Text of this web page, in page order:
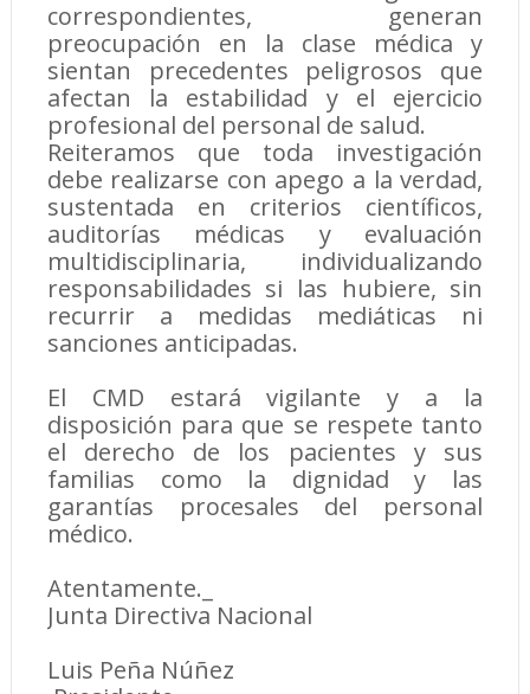
correspondientes, generan
preocupación en la clase médica y
sientan precedentes peligrosos que
afectan la estabilidad y el ejercicio
profesional del personal de salud.
Reiteramos que toda investigación
debe realizarse con apego a la verdad,
sustentada en criterios científicos,
auditorías médicas y evaluación
multidisciplinaria, individualizando
responsabilidades si las hubiere, sin
recurrir a medidas mediáticas ni
sanciones anticipadas.
El CMD estará vigilante y a la
disposición para que se respete tanto
el derecho de los pacientes y sus
familias como la dignidad y las
garantías procesales del personal
médico.
Atentamente._
Junta Directiva Nacional
Luis Peña Núñez